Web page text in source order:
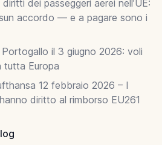
dei passeggeri aerei nell’UE:
accordo — e a pagare sono i
il 3 giugno 2026: voli
tutta Europa
12 febbraio 2026 – I
diritto al rimborso EU261